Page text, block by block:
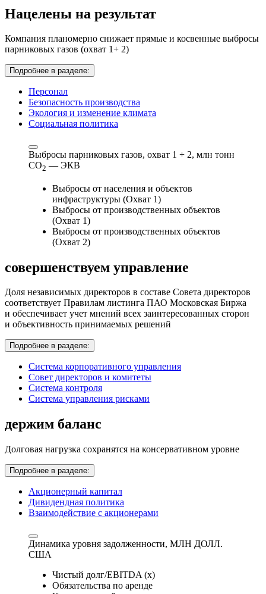
Нацелены на результат
Компания планомерно снижает прямые и косвенные выбросы
парниковых газов (охват 1+ 2)
Подробнее в разделе:
Персонал
Безопасность производства
Экология и изменение климата
Социальная политика
Выбросы парниковых газов, охват 1 + 2, млн тонн
СО2 — ЭКВ
Выбросы от населения и объектов
инфраструктуры (Охват 1)
Выбросы от производственных объектов
(Охват 1)
Выбросы от производственных объектов
(Охват 2)
совершенствуем управление
Доля независимых директоров в составе Совета директоров
соответствует Правилам листинга ПАО Московская Биржа
и обеспечивает учет мнений всех заинтересованных сторон
и объективность принимаемых решений
Подробнее в разделе:
Система корпоративного управления
Совет директоров и комитеты
Система контроля
Система управления рисками
держим баланс
Долговая нагрузка сохранятся на консервативном уровне
Подробнее в разделе:
Акционерный капитал
Дивидендная политика
Взаимодействие с акционерами
Динамика уровня задолженности, МЛН ДОЛЛ.
США
Чистый долг/EBITDA (x)
Обязательства по аренде